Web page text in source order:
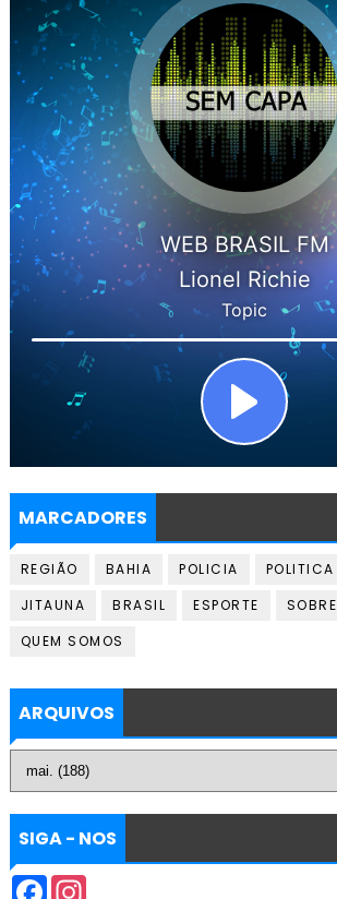
MARCADORES
REGIÃO BAHIA POLICIA POLITICA
JITAUNA
BRASIL ESPORTE
SOBRE
QUEM SOMOS
ARQUIVOS
SIGA - NOS
F
I